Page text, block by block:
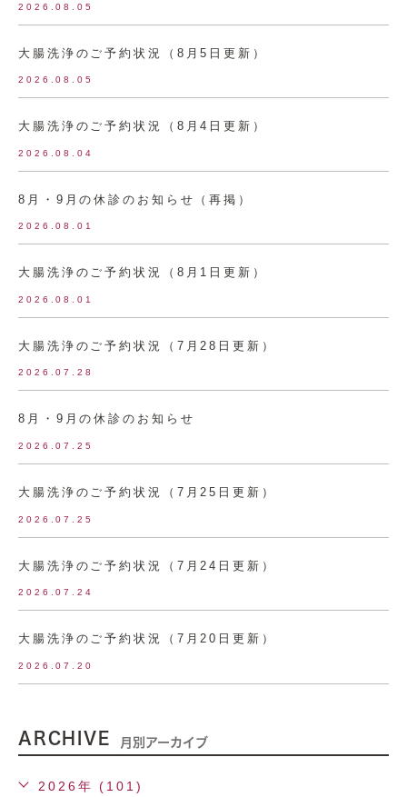
2026.08.05
大腸洗浄のご予約状況（8月5日更新）
2026.08.05
大腸洗浄のご予約状況（8月4日更新）
2026.08.04
8月・9月の休診のお知らせ（再掲）
2026.08.01
大腸洗浄のご予約状況（8月1日更新）
2026.08.01
大腸洗浄のご予約状況（7月28日更新）
2026.07.28
8月・9月の休診のお知らせ
2026.07.25
大腸洗浄のご予約状況（7月25日更新）
2026.07.25
大腸洗浄のご予約状況（7月24日更新）
2026.07.24
大腸洗浄のご予約状況（7月20日更新）
2026.07.20
ARCHIVE 月別アーカイブ
2026年 (101)